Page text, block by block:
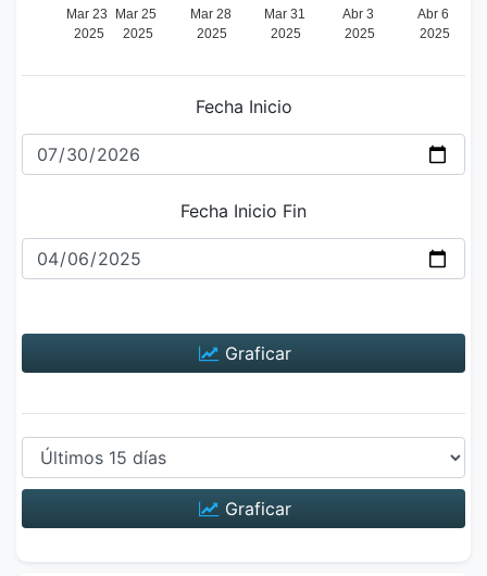
Fecha Inicio
Fecha Inicio Fin
Graficar
Graficar